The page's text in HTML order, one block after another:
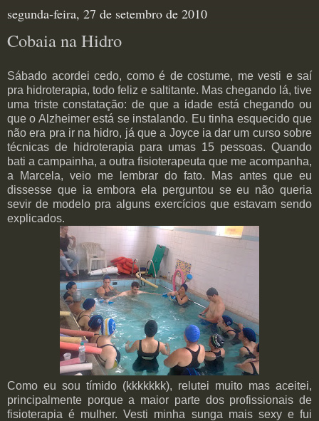
segunda-feira, 27 de setembro de 2010
Cobaia na Hidro
Sábado acordei cedo, como é de costume, me vesti e saí
pra hidroterapia, todo feliz e saltitante. Mas chegando lá, tive
uma triste constatação: de que a idade está chegando ou
que o Alzheimer está se instalando. Eu tinha esquecido que
não era pra ir na hidro, já que a Joyce ia dar um curso sobre
técnicas de hidroterapia para umas 15 pessoas. Quando
bati a campainha, a outra fisioterapeuta que me acompanha,
a Marcela, veio me lembrar do fato. Mas antes que eu
dissesse que ia embora ela perguntou se eu não queria
sevir de modelo pra alguns exercícios que estavam sendo
explicados.
Como eu sou tímido (kkkkkkk), relutei muito mas aceitei,
principalmente porque a maior parte dos profissionais de
fisioterapia é mulher. Vesti minha sunga mais sexy e fui